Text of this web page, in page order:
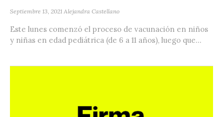
Septiembre 13, 2021 Alejandra Castellano
Este lunes comenzó el proceso de vacunación en niños
y niñas en edad pediátrica (de 6 a 11 años), luego que...